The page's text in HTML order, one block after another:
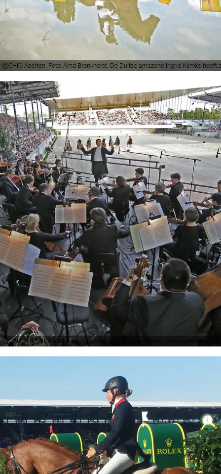
CHIO Aachen, Foto: Arnd Bronkhorst, De Duitse amazone Ingrid Klimke
CHIO Aachen, Het showprogramma "Paard en Symfonie", begeleid door live